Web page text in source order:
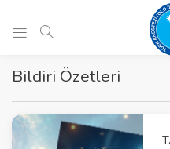
Bildiri Özetleri